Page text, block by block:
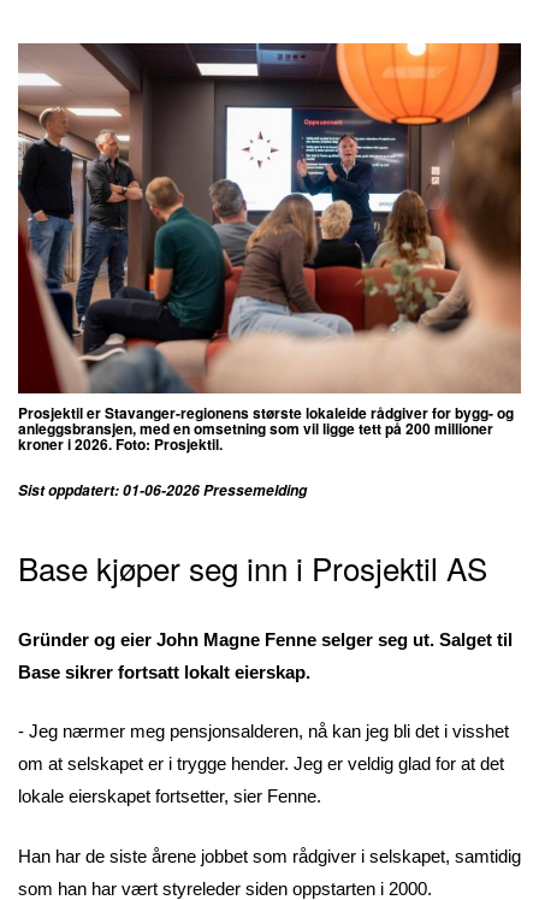
Prosjektiler Stavanger-regionens største lokaleide rådgiver for bygg- og
anleggsbransjen, med en omsetning som vil ligge tett på 200 millioner
kroner i 2026. Foto: Prosjektil.
Sist oppdatert: 01-06-2026 Pressemelding
Base kjøper seg inn i Prosjektil AS
Gründer og eier John Magne Fenne selger seg ut. Salget til
Base sikrer fortsatt lokalt eierskap.
- Jeg nærmer meg pensjonsalderen, nå kan jeg bli det i visshet
om at selskapet er i trygge hender. Jeg er veldig glad for at det
lokale eierskapet fortsetter, sier Fenne.
Han har de siste årene jobbet som rådgiver i selskapet, samtidig
som han har vært styreleder siden oppstarten i 2000.